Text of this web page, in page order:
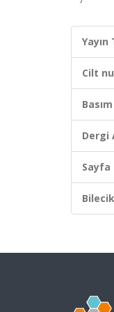
Yayın
Cilt
Dergi
Sayfa